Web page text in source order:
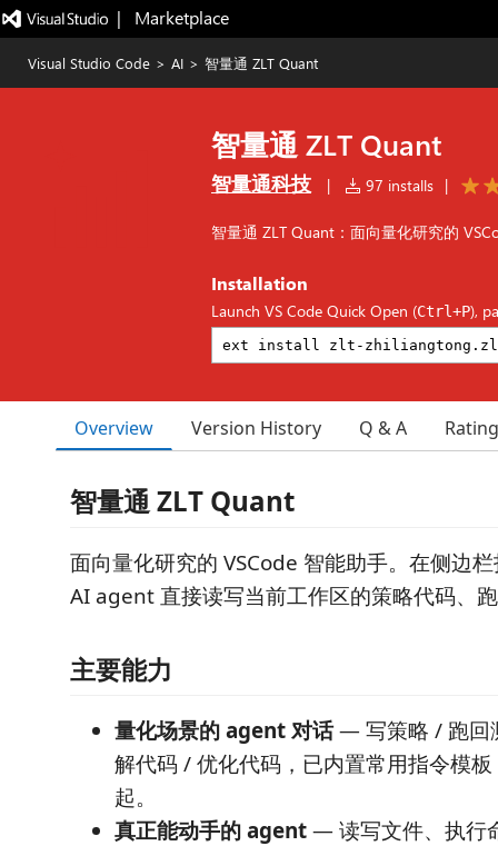
|   Marketplace
Visual Studio Code > AI > 智量通 ZLT Quant
智量通 ZLT Quant
智量通科技 | 97 installs |
智量通 ZLT Quant：面向量化研究的
Installation
Launch VS Code Quick Open (Ctrl+P),
Overview Version History Q & A
智量通 ZLT Quant
面向量化研究的 VSCode 智能助手。在侧边
AI agent 直接读写当前工作区的策略代码、
主要能力
量化场景的 agent 对话— 写策略 / 跑回
解代码 / 优化代码，已内置常用指令模
起。
真正能动手的 agent— 读写文件、执行